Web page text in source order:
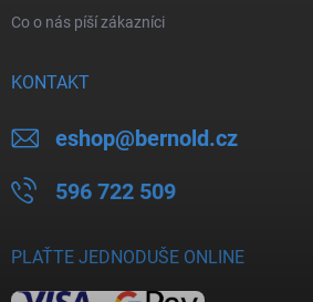
Co o nás píší zákazníci
KONTAKT
eshop@bernold.cz
596 722 509
PLAŤTE JEDNODUŠE ONLINE